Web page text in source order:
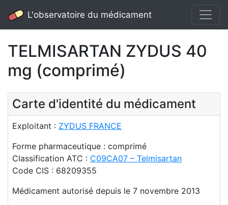
L'observatoire du médicament
TELMISARTAN ZYDUS 40
mg (comprimé)
Carte d'identité du médicament
Exploitant : ZYDUS FRANCE
Forme pharmaceutique : comprimé
Classification ATC : C09CA07 – Telmisartan
Code CIS : 68209355
Médicament autorisé depuis le 7 novembre 2013